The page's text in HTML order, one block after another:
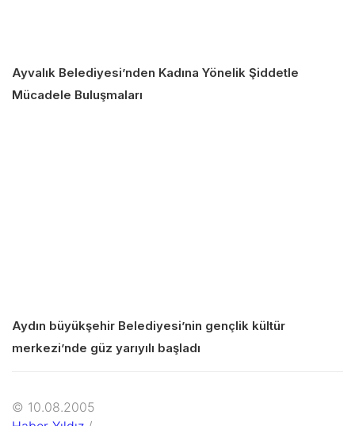
Ayvalık Belediyesi’nden Kadına Yönelik Şiddetle
Mücadele Buluşmaları
Aydın büyükşehir Belediyesi’nin gençlik kültür
merkezi’nde güz yarıyılı başladı
© 10.08.2005